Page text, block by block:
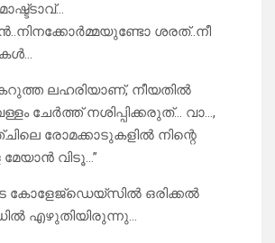
ശരത്..നീ
ലഹരിയാണ്, നീയതിൽ
ചേർത്ത് നശിപ്പിക്കരുത്… വാ…,
രോമക്കാടുകളിൽ നിന്റെ
വിടൂ…”
കോളേജ്ഡെയ്സിൽ ഒരിക്കൽ
എഴുതിയിരുന്നു…